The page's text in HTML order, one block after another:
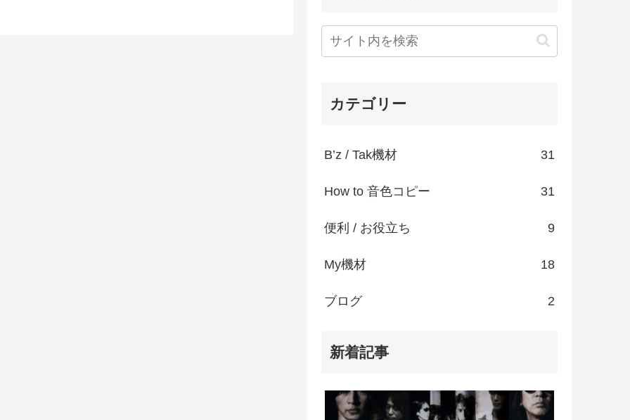
カテゴリー
B’z / Tak機材 31
How to 音色コピー 31
便利 / お役立ち 9
My機材 18
ブログ 2
新着記事